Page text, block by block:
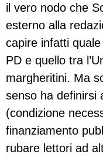
il vero nodo che
esterno alla
capire infatti
PD e quello tra
margheritini. Ma
senso ha definirsi
(condizione
finanziamento
rubare lettori ad